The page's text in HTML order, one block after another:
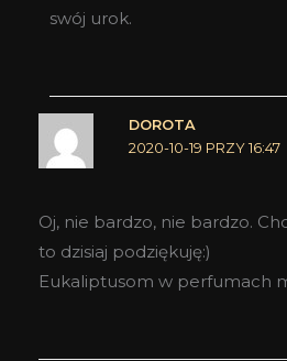
swój urok.
DOROTA
2020-10-19 PRZY 16:47
Oj, nie bardzo, nie bardzo.
to dzisiaj podziękuję:)
Eukaliptusom w perfumach